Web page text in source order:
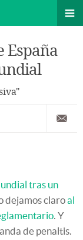
España
tras un
dejamos claroal
. Y
de penaltis.